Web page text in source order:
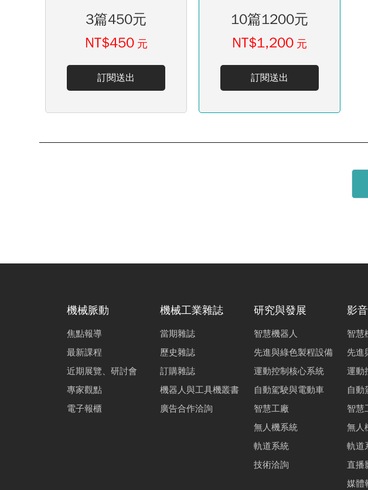
3篇450元
NT$450 元
訂閱送出
10篇1200元
NT$1,200 元
訂閱送出
機械脈動
焦點報導
最新課程
近期展覽、研討會
專家觀點
電子報櫃
機械工業雜誌
當期雜誌
歷史雜誌
訂購雜誌
機器人與工具機叢書
廣告合作洽詢
研究與發展
智慧機器人
先進與綠色製程設備
運動控制核心系統
自動駕駛與電動車
智慧工廠
無人機系統
軌道系統
技術洽詢
影
智慧
先進
運動
自動
智慧
無人
軌道
直播
媒體